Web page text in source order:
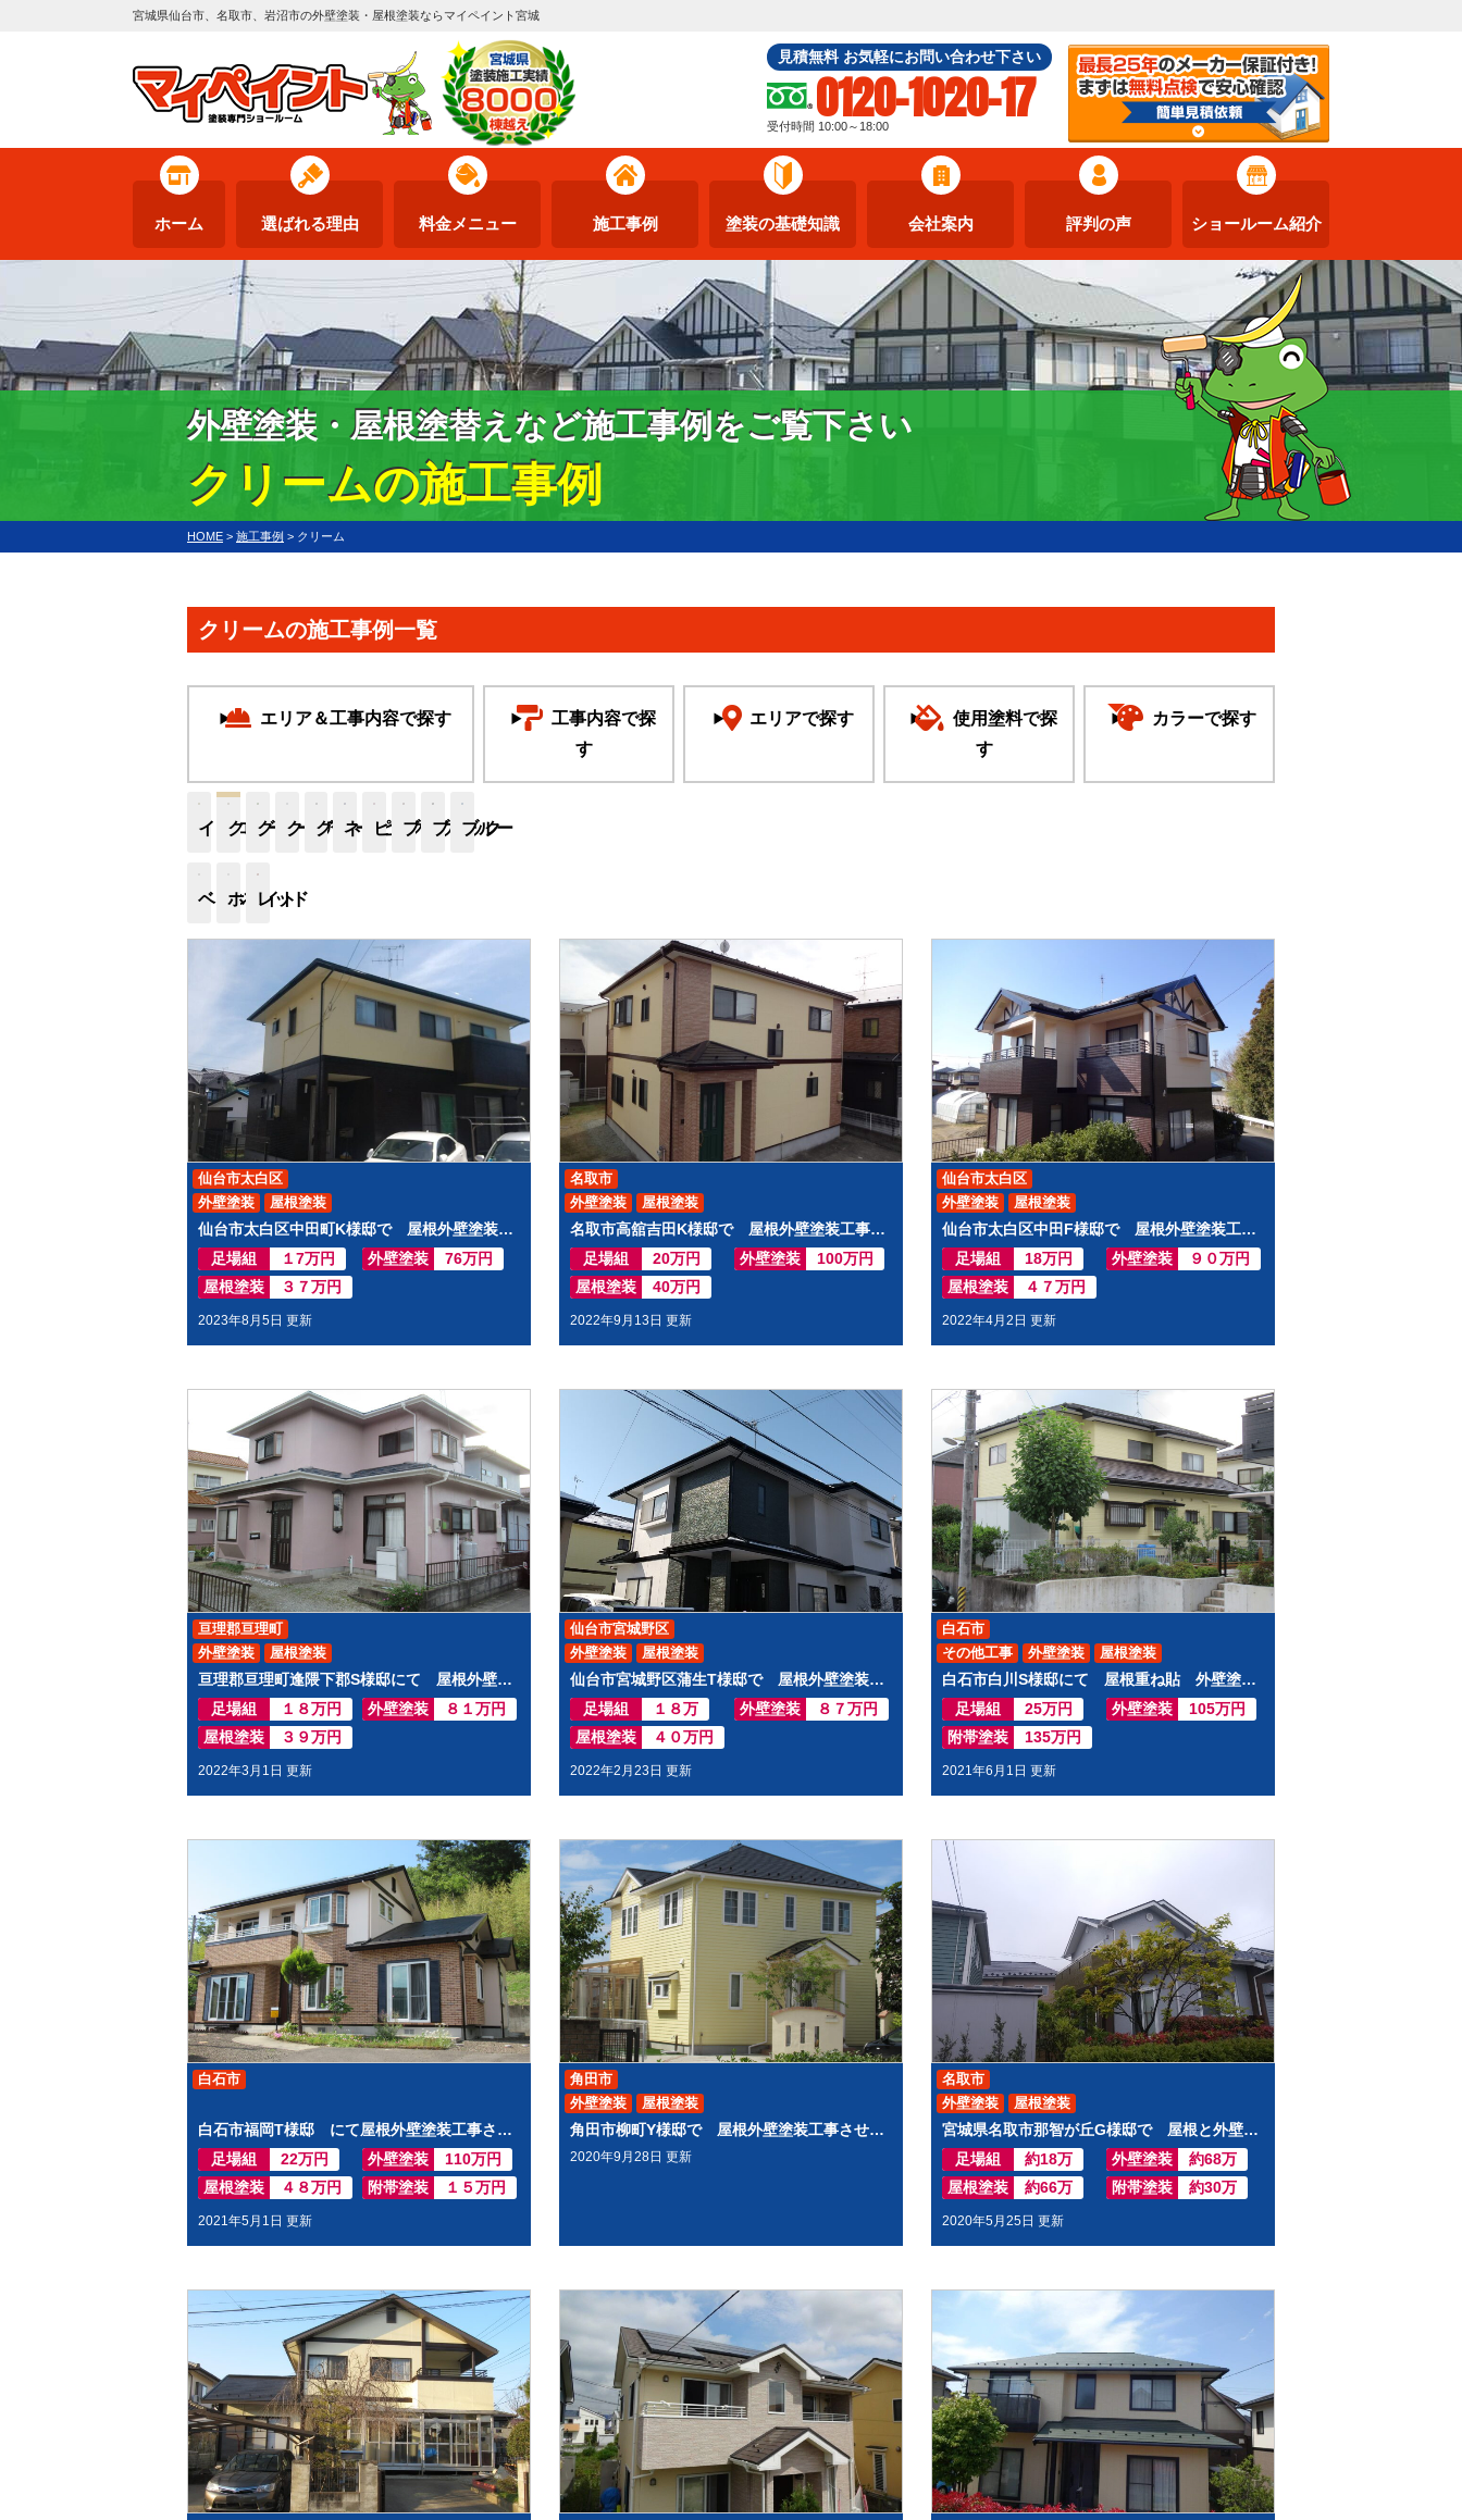
宮城県仙台市、名取市、岩沼市の外壁塗装・屋根塗装ならマイペイント宮城
見積無料 お気軽にお問い合わせ下さい
0120-1020-17
受付時間 10:00～18:00
ホーム 選ばれる理由 料金メニュー 施工事例 塗装の基礎知識 会社案内 評判の声 ショールーム紹介
外壁塗装・屋根塗替えなど施工事例をご覧下さい
クリームの施工事例
HOME > 施工事例 > クリーム
クリームの施工事例一覧
エリア＆工事内容で探す
工事内容で探
す
エリアで探す
使用塗料で探
す
カラーで探す
イエロー
クリーム
グリーン
クリアグレーネイビー
ピンクブラウン
ブラック
ブルー
ベージュ
ホワイト
レッド
仙台市太白区中田町K様邸で 屋根外壁塗装工事させて頂きました
足場組
１7万円 外壁塗装
76万円
屋根塗装
３７万円
2023年8月5日 更新
外壁塗装 屋根塗装
仙台市太白区
名取市高舘吉田K様邸で 屋根外壁塗装工事させて頂きました
足場組
20万円 外壁塗装
100万円
屋根塗装
40万円
2022年9月13日 更新
外壁塗装 屋根塗装
名取市
仙台市太白区中田F様邸で 屋根外壁塗装工事させて頂きました
足場組
18万円 外壁塗装
９０万円
屋根塗装
４７万円
2022年4月2日 更新
外壁塗装 屋根塗装
仙台市太白区
亘理郡亘理町逢隈下郡S様邸にて 屋根外壁塗装工事させて頂きました
足場組
１８万円 外壁塗装
８１万円
屋根塗装
３９万円
2022年3月1日 更新
外壁塗装 屋根塗装
亘理郡亘理町
仙台市宮城野区蒲生T様邸で 屋根外壁塗装工事させて頂きました
足場組
１８万 外壁塗装
８７万円
屋根塗装
４０万円
2022年2月23日 更新
外壁塗装 屋根塗装
仙台市宮城野区
白石市白川S様邸にて 屋根重ね貼 外壁塗装工事させて頂きました
足場組
25万円 外壁塗装
105万円
附帯塗装
135万円
2021年6月1日 更新
その他工事 外壁塗装 屋根塗装
白石市
白石市福岡T様邸 にて屋根外壁塗装工事させて頂きました
足場組
22万円 外壁塗装
110万円
屋根塗装
４８万円 附帯塗装 １５万円
2021年5月1日 更新
白石市
角田市柳町Y様邸で 屋根外壁塗装工事させて頂きました
2020年9月28日 更新
外壁塗装 屋根塗装
角田市
宮城県名取市那智が丘G様邸で 屋根と外壁の塗装工事をしました。
足場組
約18万 外壁塗装
約68万
屋根塗装
約66万 附帯塗装 約30万
2020年5月25日 更新
外壁塗装 屋根塗装
名取市